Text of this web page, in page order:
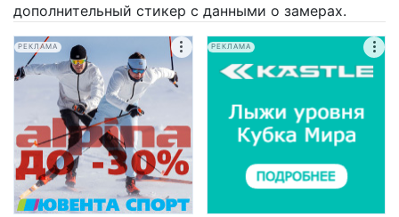
дополнительный стикер с данными о замерах.
РЕКЛАМА РЕКЛАМА